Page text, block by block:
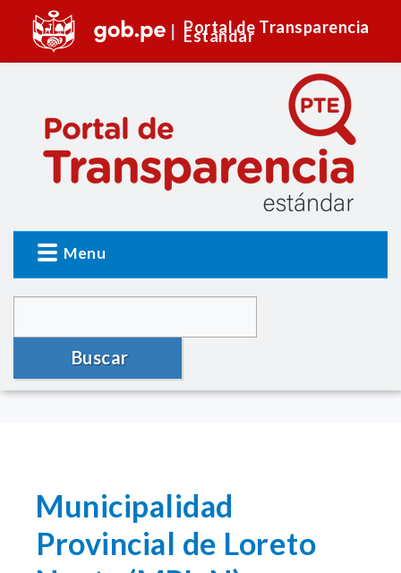
Portal de Transparencia
Estándar
Menu
Buscar
Municipalidad
Provincial de Loreto